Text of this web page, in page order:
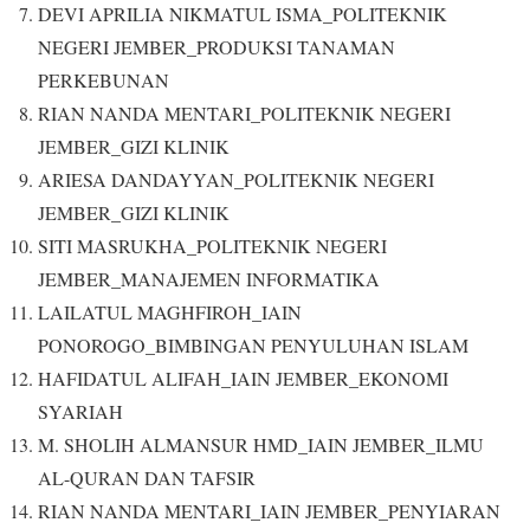
DEVI APRILIA NIKMATUL ISMA_POLITEKNIK
NEGERI JEMBER_PRODUKSI TANAMAN
PERKEBUNAN
RIAN NANDA MENTARI_POLITEKNIK NEGERI
JEMBER_GIZI KLINIK
ARIESA DANDAYYAN_POLITEKNIK NEGERI
JEMBER_GIZI KLINIK
SITI MASRUKHA_POLITEKNIK NEGERI
JEMBER_MANAJEMEN INFORMATIKA
LAILATUL MAGHFIROH_IAIN
PONOROGO_BIMBINGAN PENYULUHAN ISLAM
HAFIDATUL ALIFAH_IAIN JEMBER_EKONOMI
SYARIAH
M. SHOLIH ALMANSUR HMD_IAIN JEMBER_ILMU
AL-QURAN DAN TAFSIR
RIAN NANDA MENTARI_IAIN JEMBER_PENYIARAN